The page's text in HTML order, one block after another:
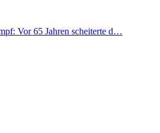
Vor 65 Jahren scheiterte d…